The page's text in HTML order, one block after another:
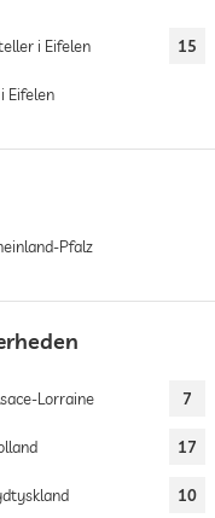
i Eifelen 15
Eifelen
Pfalz
Lorraine 7
17
10